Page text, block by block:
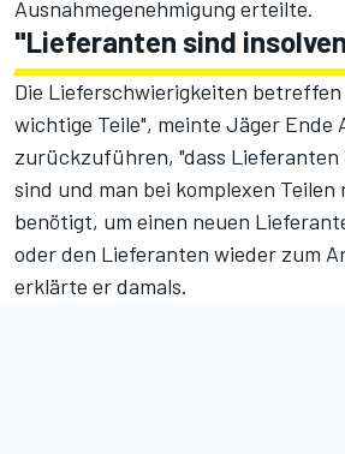
Ausnahmegenehmigung erteilte.
"Lieferanten sind
Die Lieferschwierigkeiten betreffen
wichtige Teile", meinte Jäger Ende
zurückzuführen, "dass Lieferanten
sind und man bei komplexen Teilen
benötigt, um einen neuen
oder den Lieferanten wieder zum
erklärte er damals.